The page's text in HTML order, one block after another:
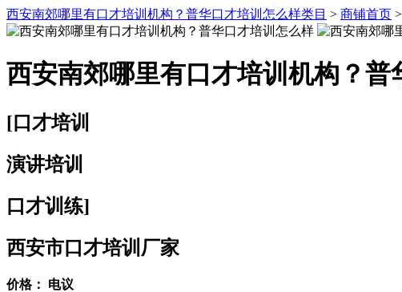
西安南郊哪里有口才培训机构？普华口才培训怎么样类目 > 商铺首页 >
西安南郊哪里有口才培训机构？普
[口才培训
演讲培训
口才训练]
西安市口才培训厂家
价格： 电议